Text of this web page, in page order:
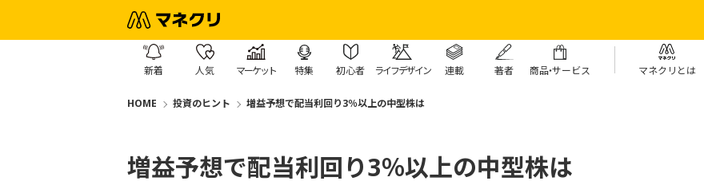
新着 人気 マーケット 特集 初心者 ライフデザイン 連載 著者 商品・サービス マネクリとは
HOME 投資のヒント 増益予想で配当利回り3％以上の中型株は
増益予想で配当利回り3％以上の中型株は